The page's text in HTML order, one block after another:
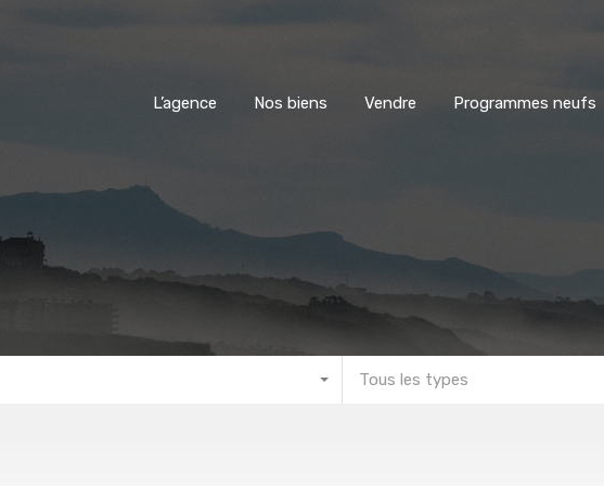
L’agence
Nos biens Vendre Programmes neufs
Tous les types